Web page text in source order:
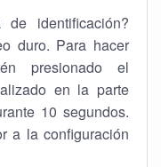
de identificación?
duro. Para hacer
presionado el
en la parte
10 segundos.
a la configuración